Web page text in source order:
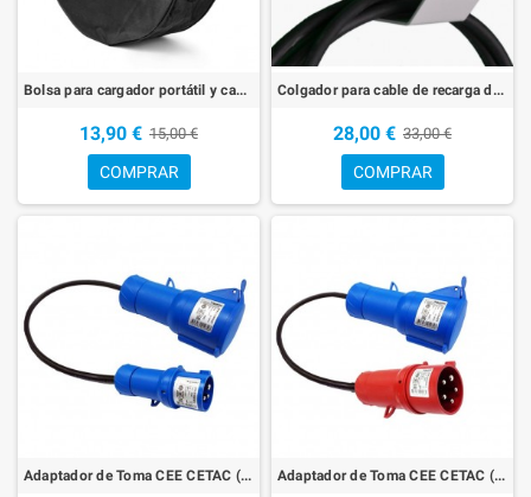
Bolsa para cargador portátil y cables de recarga Tipo 2 ó SAE-J1772.
13,90 € 15,00 €
COMPRAR
Colgador para cable de recarga de coche eléctrico POLICHARGER
28,00 € 33,00 €
COMPRAR
Adaptador de Toma CEE CETAC (F+N) 16A a CEE CETAC (F+N) 32A Adaptador de Toma CEE CETAC (3F+N) a CEE CETAC (F+N)